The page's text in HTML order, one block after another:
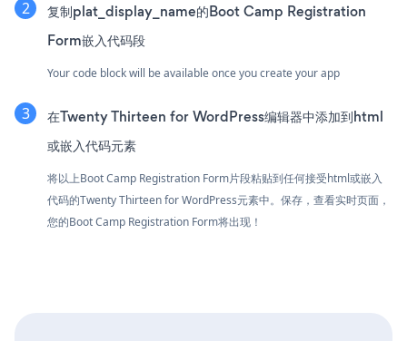
复制plat_display_name的Boot Camp Registration
Form嵌入代码段
Your code block will be available once you create your app
在Twenty Thirteen for WordPress编辑器中添加到html
或嵌入代码元素
将以上Boot Camp Registration Form片段粘贴到任何接受html或嵌入
代码的Twenty Thirteen for WordPress元素中。保存，查看实时页面，
您的Boot Camp Registration Form将出现！